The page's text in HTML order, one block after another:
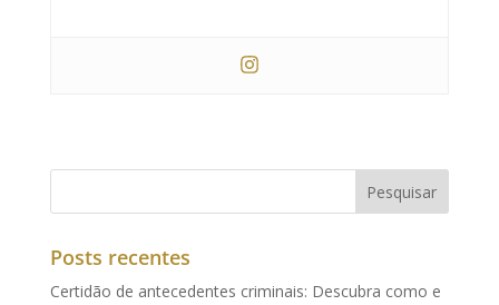
Posts recentes
Certidão de antecedentes criminais: Descubra como e